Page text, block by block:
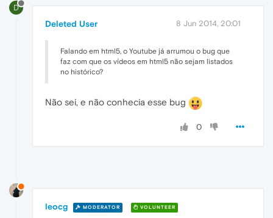
D
Deleted User 8 Jun 2014, 20:01
Falando em html5, o Youtube já arrumou o bug que
faz com que os vídeos em html5 não sejam listados
no histórico?
Não sei, e não conhecia esse bug
0
leocg MODERATOR VOLUNTEER